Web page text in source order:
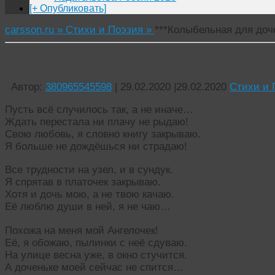
[+ Опубликовать]
carsson.ru » Стихи и Поэзия » ***Колыбельная для
Автор: 380965545598 | 29.02.2020 |29.02.2020 Стихи и
Пусть всё случилось так, а не иначе…
Ждать перестала ни плачу не рыдаю!
Свою любовь, я словно книгу закрываю.
Я больше не дождёшься ни страдаю!
Все трудности на узел, и в сундук.
Я спрятав в платочек закрываю.
Хотя и дочь мою, а не твою качаю.
Её люблю души в ней, я не чаю…
Похожа на меня мой Ангелочек!
Её, я обожаю, пылинки с неё сдуваю.
На улице весна уже, в окно стучится.
А доченьке моей сейчас не спится…